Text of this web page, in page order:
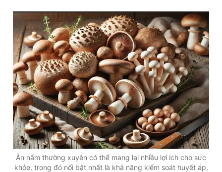
Ăn nấm thường xuyên có thể mang lại nhiều lợi ích cho sức
khỏe, trong đó nổi bật nhất là khả năng kiểm soát huyết áp,